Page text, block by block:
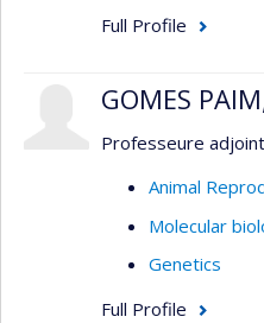
Full Profile
GOMES
Professeure
Animal
Molecular
Genetics
Full Profile